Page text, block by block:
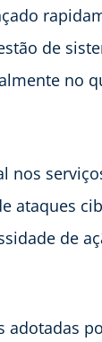
de
no
nos
ataques
de
adotadas